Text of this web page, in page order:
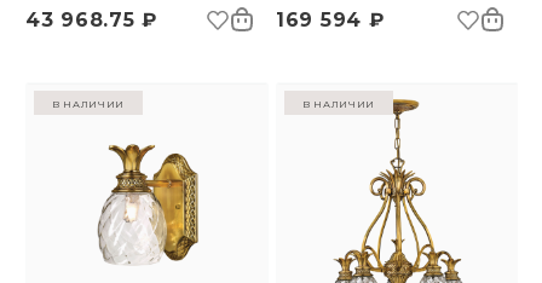
43 968.75 ₽
169 594 ₽
в наличии в наличии